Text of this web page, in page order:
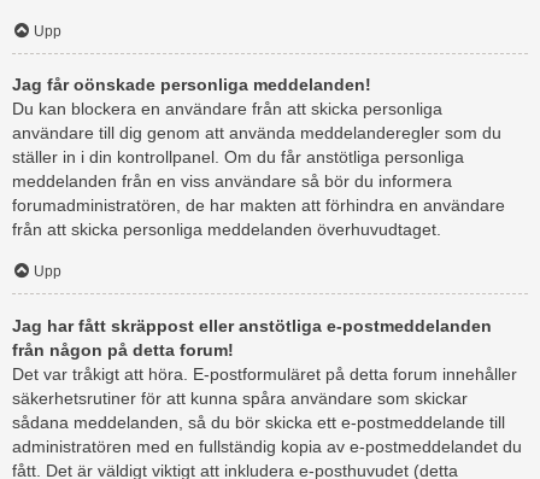
Upp
Jag får oönskade personliga meddelanden!
Du kan blockera en användare från att skicka personliga
användare till dig genom att använda meddelanderegler som du
ställer in i din kontrollpanel. Om du får anstötliga personliga
meddelanden från en viss användare så bör du informera
forumadministratören, de har makten att förhindra en användare
från att skicka personliga meddelanden överhuvudtaget.
Upp
Jag har fått skräppost eller anstötliga e-postmeddelanden
från någon på detta forum!
Det var tråkigt att höra. E-postformuläret på detta forum innehåller
säkerhetsrutiner för att kunna spåra användare som skickar
sådana meddelanden, så du bör skicka ett e-postmeddelande till
administratören med en fullständig kopia av e-postmeddelandet du
fått. Det är väldigt viktigt att inkludera e-posthuvudet (detta